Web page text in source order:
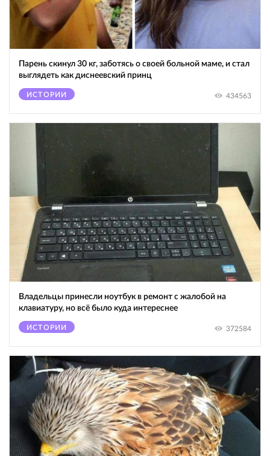
Парень скинул 30 кг, заботясь о своей больной маме, и стал
выглядеть как диснеевский принц
ИСТОРИИ 434563
Владельцы принесли ноутбук в ремонт с жалобой на
клавиатуру, но всё было куда интереснее
ИСТОРИИ 372584